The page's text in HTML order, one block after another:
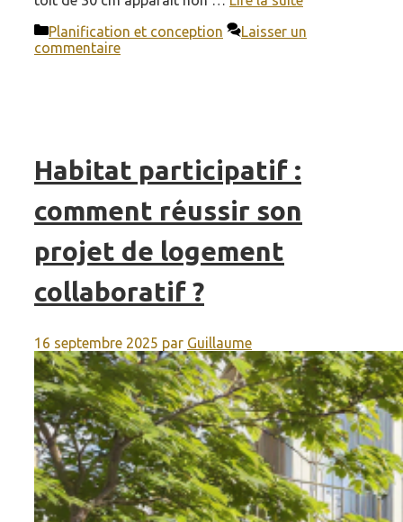
Catégories
Planification et conception
Laisser un
commentaire
Habitat participatif :
comment réussir son
projet de logement
collaboratif ?
16 septembre 2025 par Guillaume